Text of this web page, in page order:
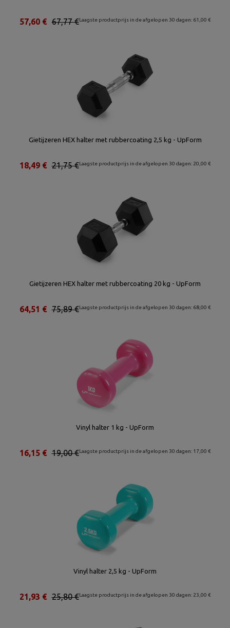
Laagste productprijs in de afgelopen 30 dagen: 61,00 €
67,77 €
57,60 €
Gietijzeren HEX halter met rubbercoating 2,5 kg - UpForm
Laagste productprijs in de afgelopen 30 dagen: 20,00 €
21,75 €
18,49 €
Gietijzeren HEX halter met rubbercoating 20 kg - UpForm
Laagste productprijs in de afgelopen 30 dagen: 68,00 €
75,89 €
64,51 €
Vinyl halter 1 kg - UpForm
Laagste productprijs in de afgelopen 30 dagen: 17,00 €
19,00 €
16,15 €
Vinyl halter 2,5 kg - UpForm
Laagste productprijs in de afgelopen 30 dagen: 23,00 €
25,80 €
21,93 €